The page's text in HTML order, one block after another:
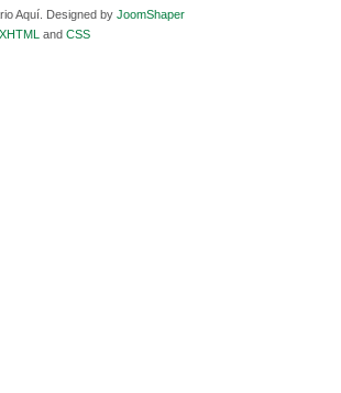
y enemigos de Evo Morales
Aquí. Designed by JoomShaper
XHTML and CSS